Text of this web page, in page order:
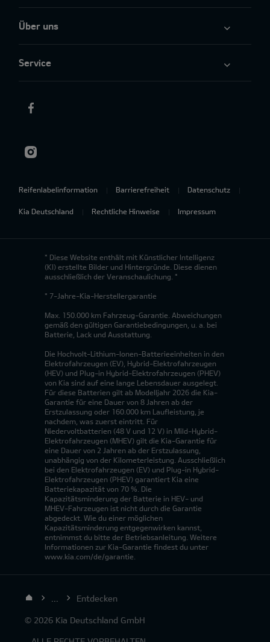
Über uns
Service
Reifenlabelinformation Barrierefreiheit Datenschutz
Kia Deutschland Rechtliche Hinweise Impressum
* Diese Website enthält mit Künstlicher Intelligenz
(KI) erstellte Bilder und Hintergründe. Diese dienen
ausschließlich der Veranschaulichung. *
* 7-Jahre-Kia-Herstellergarantie
Max. 150.000 km Fahrzeug-Garantie. Abweichungen
gemäß den gültigen Garantiebedingungen, u. a. bei
Batterie, Lack und Ausstattung.
Die Hochvolt-Lithium-Ionen-Batterieeinheiten in den
Elektrofahrzeugen (EV), Hybrid-Elektrofahrzeugen
(HEV) und Plug-in Hybrid-Elektrofahrzeugen (PHEV)
von Kia sind auf eine lange Lebensdauer ausgelegt.
Für diese Batterien gilt ab Modelljahr 2026 die Kia-
Garantie für eine Dauer von 8 Jahren ab der
Erstzulassung oder 160.000 km Laufleistung, je
nachdem, was zuerst eintritt. Für
Niedervoltbatterien (48 V und 12 V) in Mild-Hybrid-
Elektrofahrzeugen (MHEV) gilt die Kia-Garantie für
eine Dauer von 2 Jahren ab der Erstzulassung,
unabhängig von der Kilometerleistung. Ausschließlich
bei den Elektrofahrzeugen (EV) und Plug-in Hybrid-
Elektrofahrzeugen (PHEV) garantiert Kia eine
Batteriekapazität von 70 %. Die
Kapazitätsminderung der Batterie in HEV- und
MHEV-Fahrzeugen ist nicht durch die Garantie
abgedeckt. Wie du einer möglichen
Kapazitätsminderung entgegenwirken kannst,
entnimmst du bitte der Betriebsanleitung. Weitere
Informationen zur Kia-Garantie findest du unter
www.kia.com/de/garantie.
Entdecken
© 2026 Kia Deutschland GmbH